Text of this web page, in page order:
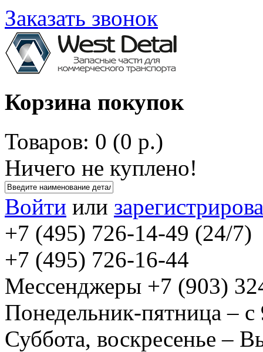
Заказать звонок
Корзина покупок
Товаров: 0 (0 р.)
Ничего не куплено!
Войти или
+7 (495) 726-14-49 (24/7)
+7 (495) 726-16-44
Мессенджеры +7 (903)
Понедельник-пятница –
Суббота, воскресенье –